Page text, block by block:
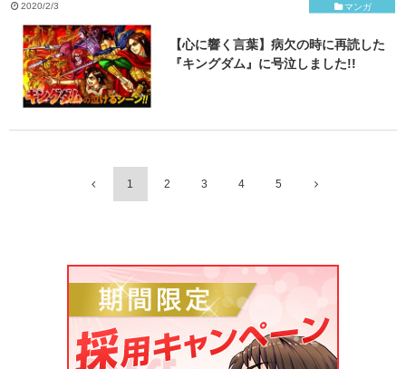
2020/2/3 マンガ
【心に響く言葉】病欠の時に再読した
『キングダム』に号泣しました!!
1 2 3 4 5